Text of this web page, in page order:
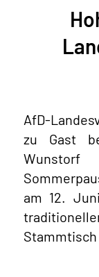
AfD-
zu Gast
Wunstorf
am 12.
Stammtisch